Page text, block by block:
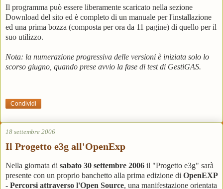
Il programma può essere liberamente scaricato nella sezione
Download del sito ed è completo di un manuale per l'installazione
ed una prima bozza (composta per ora da 11 pagine) di quello per il
suo utilizzo.
Nota: la numerazione progressiva delle versioni è iniziata solo lo
scorso giugno, quando prese avvio la fase di test di GestiGAS.
Condividi
18 settembre 2006
Il Progetto e3g all'OpenExp
Nella giornata di sabato 30 settembre 2006 il "Progetto e3g" sarà
presente con un proprio banchetto alla prima edizione di OpenEXP
- Percorsi attraverso l'Open Source, una manifestazione orientata